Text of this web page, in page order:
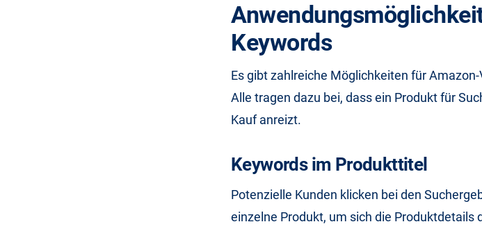
Keywords
Es gibt zahlreiche Möglichkeiten für
Alle tragen dazu bei, dass ein Produkt für
Kauf anreizt.
Keywords im Produkttitel
Potenzielle Kunden klicken bei den
einzelne Produkt, um sich die